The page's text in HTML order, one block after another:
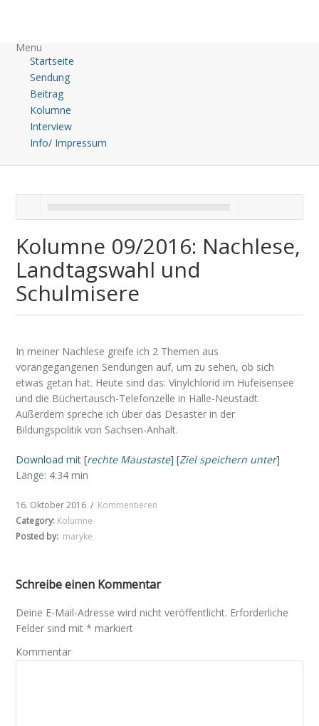
Menu
Startseite
Sendung
Beitrag
Kolumne
Interview
Info/ Impressum
Kolumne 09/2016: Nachlese,
Landtagswahl und
Schulmisere
In meiner Nachlese greife ich 2 Themen aus
vorangegangenen Sendungen auf, um zu sehen, ob sich
etwas getan hat. Heute sind das: Vinylchlorid im Hufeisensee
und die Büchertausch-Telefonzelle in Halle-Neustadt.
Außerdem spreche ich über das Desaster in der
Bildungspolitik von Sachsen-Anhalt.
Download mit [rechte Maustaste] [Ziel speichern unter]
Länge: 4:34 min
16. Oktober 2016
Category: Kolumne
/ Kommentieren
Posted by: maryke
Schreibe einen Kommentar
Deine E-Mail-Adresse wird nicht veröffentlicht. Erforderliche
Felder sind mit* markiert
Kommentar